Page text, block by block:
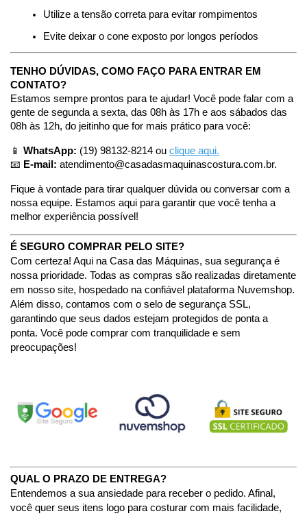
Utilize a tensão correta para evitar rompimentos
Evite deixar o cone exposto por longos períodos
TENHO DÚVIDAS, COMO FAÇO PARA ENTRAR EM
CONTATO?
Estamos sempre prontos para te ajudar! Você pode falar com a
gente de segunda a sexta, das 08h às 17h e aos sábados das
08h às 12h, do jeitinho que for mais prático para você:
📱 WhatsApp: (19) 98132-8214 ou clique aqui.
📧 E-mail: atendimento@casadasmaquinascostura.com.br.
Fique à vontade para tirar qualquer dúvida ou conversar com a
nossa equipe. Estamos aqui para garantir que você tenha a
melhor experiência possível!
É SEGURO COMPRAR PELO SITE?
Com certeza! Aqui na Casa das Máquinas, sua segurança é
nossa prioridade. Todas as compras são realizadas diretamente
em nosso site, hospedado na confiável plataforma Nuvemshop.
Além disso, contamos com o selo de segurança SSL,
garantindo que seus dados estejam protegidos de ponta a
ponta. Você pode comprar com tranquilidade e sem
preocupações!
QUAL O PRAZO DE ENTREGA?
Entendemos a sua ansiedade para receber o pedido. Afinal,
você quer seus itens logo para costurar com mais facilidade,